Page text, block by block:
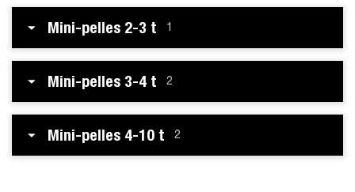
Mini-pelles 2-3 t 1
Mini-pelles 3-4 t 2
Mini-pelles 4-10 t 2